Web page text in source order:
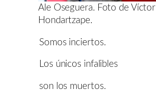
Ale Oseguera. Foto de Víctor
Hondartzape.
Somos inciertos.
Los únicos infalibles
son los muertos.